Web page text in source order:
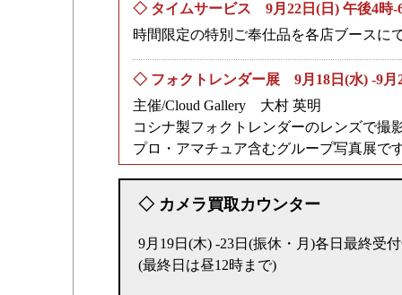
◇ タイムサービス 9月22日(日) 午後4時-
時間限定の特別ご奉仕品を各店ブースに
◇ フォクトレンダー展 9月18日(水) -9月
主催/Cloud Gallery 大村 英明
コシナ製フォクトレンダーのレンズで撮
プロ・アマチュア含むグループ写真展で
◇ カメラ買取カウンター
9月19日(木) -23日(振休・月)各日最終受
(最終日は昼12時まで)